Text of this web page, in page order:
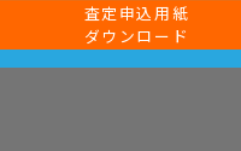
査定申込用紙
ダウンロード